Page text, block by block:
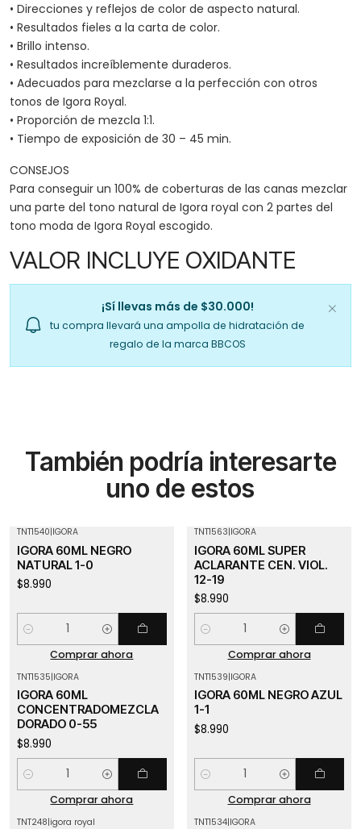
• Direcciones y reflejos de color de aspecto natural.
• Resultados fieles a la carta de color.
• Brillo intenso.
• Resultados increíblemente duraderos.
• Adecuados para mezclarse a la perfección con otros
tonos de Igora Royal.
• Proporción de mezcla 1:1.
• Tiempo de exposición de 30 – 45 min.
CONSEJOS
Para conseguir un 100% de coberturas de las canas mezclar
una parte del tono natural de Igora royal con 2 partes del
tono moda de Igora Royal escogido.
VALOR INCLUYE OXIDANTE
¡Sí llevas más de $30.000!
tu compra llevará una ampolla de hidratación de
regalo de la marca BBCOS
También podría interesarte
uno de estos
TNT1540|IGORA
IGORA 60ML NEGRO
NATURAL 1-0
$8.990
Cantidad
Comprar ahora
TNT1563|IGORA
IGORA 60ML SUPER
ACLARANTE CEN. VIOL.
12-19
$8.990
Cantidad
Comprar ahora
TNT1535|IGORA
IGORA 60ML
CONCENTRADOMEZCLA
DORADO 0-55
$8.990
Cantidad
Comprar ahora
TNT1539|IGORA
IGORA 60ML NEGRO AZUL
1-1
$8.990
Cantidad
Comprar ahora
TNT248|igora royal TNT1534|IGORA